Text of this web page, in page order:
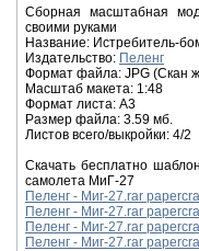
Сборная масштабная
своими руками
Название: Истребитель-
Издательство: Пеленг
Формат файла: JPG (Скан
Масштаб макета: 1:48
Формат листа: А3
Размер файла: 3.59 мб.
Листов всего/выкройки: 4/2
Скачать бесплатно
самолета МиГ-27
Пеленг - Миг-27.rar
Пеленг - Миг-27.rar
Пеленг - Миг-27.rar
Пеленг - Миг-27.rar